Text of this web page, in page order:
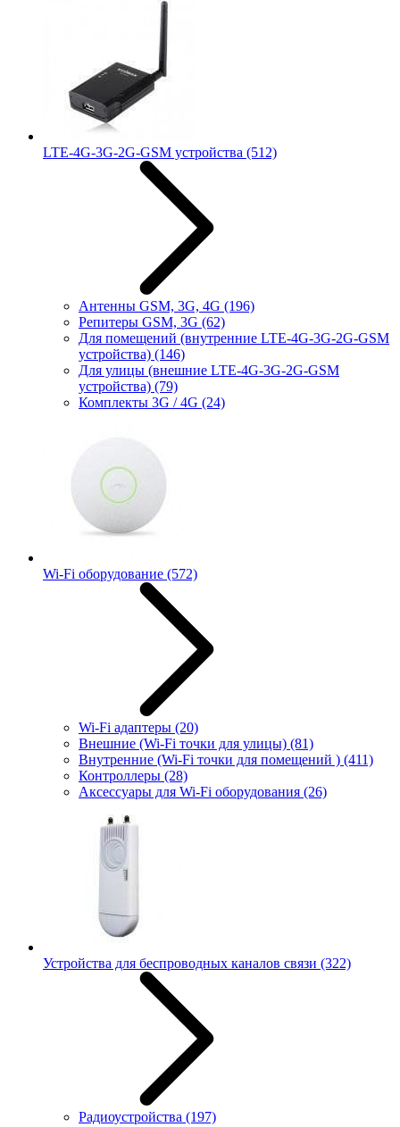
LTE-4G-3G-2G-GSM устройства (512)
Антенны GSM, 3G, 4G (196)
Репитеры GSM, 3G (62)
Для помещений (внутренние LTE-4G-3G-2G-GSM
устройства) (146)
Для улицы (внешние LTE-4G-3G-2G-GSM
устройства) (79)
Комплекты 3G / 4G (24)
Wi-Fi оборудование (572)
Wi-Fi адаптеры (20)
Внешние (Wi-Fi точки для улицы) (81)
Внутренние (Wi-Fi точки для помещений ) (411)
Контроллеры (28)
Аксессуары для Wi-Fi оборудования (26)
Устройства для беспроводных каналов связи (322)
Радиоустройства (197)